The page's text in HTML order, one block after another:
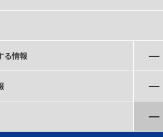
る情報